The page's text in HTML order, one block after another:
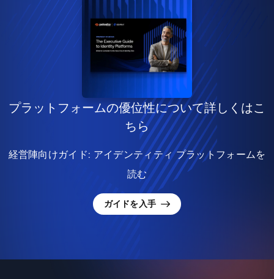
プラットフォームの優位性について詳しくはこ
ちら
経営陣向けガイド: アイデンティティ プラットフォームを
読む
ガイドを入手